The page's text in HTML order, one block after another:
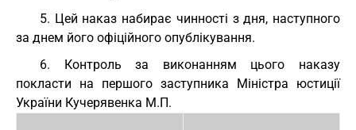
5. Цей наказ набирає чинності з дня, наступного
за днем його офіційного опублікування.
6. Контроль за виконанням цього наказу
покласти на першого заступника Міністра юстиції
України Кучерявенка М.П.